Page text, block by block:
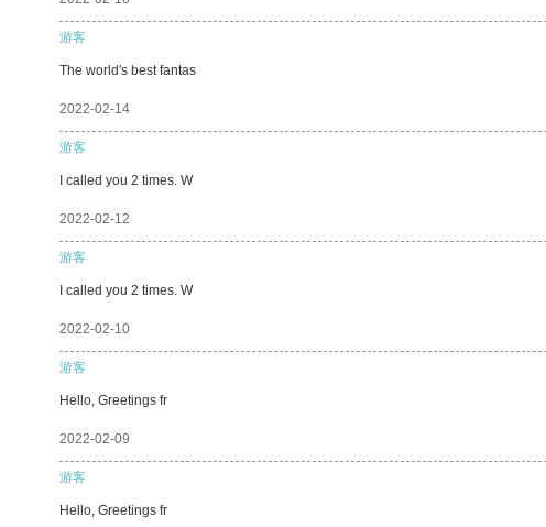
游客
The world's best fantas
2022-02-14
游客
I called you 2 times. W
2022-02-12
游客
I called you 2 times. W
2022-02-10
游客
Hello, Greetings fr
2022-02-09
游客
Hello, Greetings fr